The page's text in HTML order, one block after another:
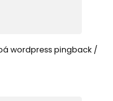
wordpress pingback /